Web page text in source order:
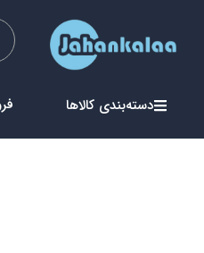
دسته‌بندی کالاها